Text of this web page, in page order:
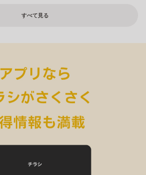
すべて見る